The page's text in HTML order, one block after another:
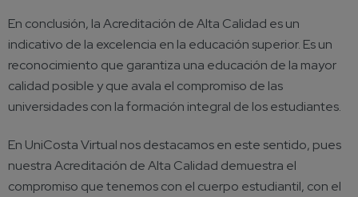
En conclusión, la Acreditación de Alta Calidad es un
indicativo de la excelencia en la educación superior. Es un
reconocimiento que garantiza una educación de la mayor
calidad posible y que avala el compromiso de las
universidades con la formación integral de los estudiantes.
En UniCosta Virtual nos destacamos en este sentido, pues
nuestra Acreditación de Alta Calidad demuestra el
compromiso que tenemos con el cuerpo estudiantil, con el